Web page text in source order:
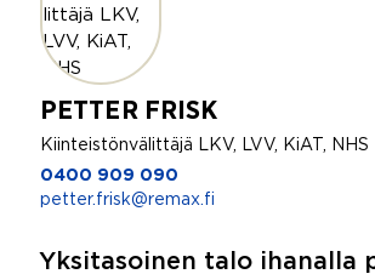
PETTER FRISK
Kiinteistönvälittäjä LKV, LVV, KiAT, NHS
0400 909 090
petter.frisk@remax.fi
Yksitasoinen talo ihanalla